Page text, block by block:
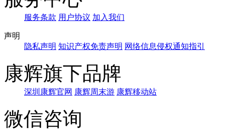
服务条款 用户协议 加入我们
声明
隐私声明 知识产权免责声明 网络信息侵权通知指引
康辉旗下品牌
深圳康辉官网 康辉周末游 康辉移动站
微信咨询